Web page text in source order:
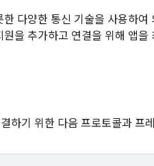
다양한 통신 기술을 사용하
을 추가하고 연결을 위해 앱을
하기 위한 다음 프로토콜과 프